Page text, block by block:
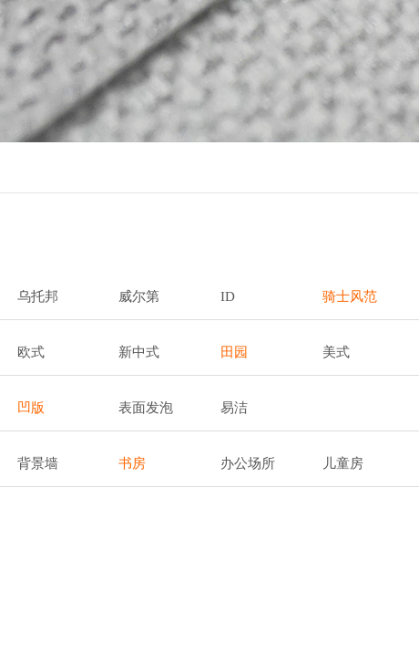
乌托邦 威尔第 ID 骑士风范
欧式 新中式 田园 美式
凹版 表面发泡 易洁
背景墙 书房 办公场所 儿童房